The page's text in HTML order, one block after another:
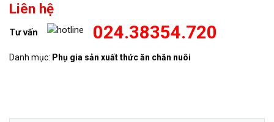
Liên hệ
Tư vấn 024.38354.720
Danh mục: Phụ gia sản xuất thức ăn chăn nuôi